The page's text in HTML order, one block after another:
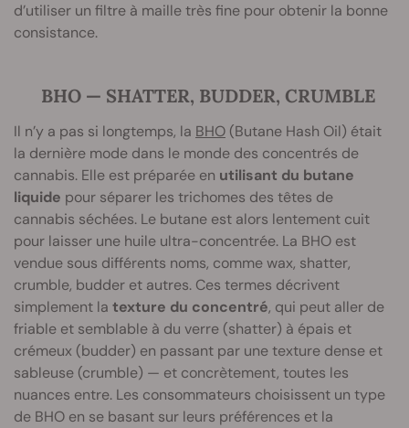
d’utiliser un filtre à maille très fine pour obtenir la bonne
consistance.
BHO — SHATTER, BUDDER, CRUMBLE
Il n’y a pas si longtemps, la BHO (Butane Hash Oil) était
la dernière mode dans le monde des concentrés de
cannabis. Elle est préparée en utilisant du butane
liquide pour séparer les trichomes des têtes de
cannabis séchées. Le butane est alors lentement cuit
pour laisser une huile ultra-concentrée. La BHO est
vendue sous différents noms, comme wax, shatter,
crumble, budder et autres. Ces termes décrivent
simplement la texture du concentré, qui peut aller de
friable et semblable à du verre (shatter) à épais et
crémeux (budder) en passant par une texture dense et
sableuse (crumble) — et concrètement, toutes les
nuances entre. Les consommateurs choisissent un type
de BHO en se basant sur leurs préférences et la